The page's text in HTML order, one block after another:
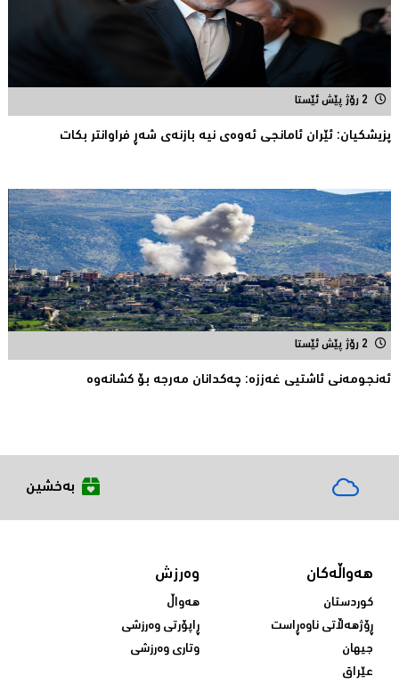
2 رۆژ پێش ئێستا
پزیشكیان: ئێران ئامانجی ئه‌وه‌ی نیه‌ بازنه‌ی شه‌ڕ فراوانتر بكات
2 رۆژ پێش ئێستا
ئەنجومەنى ئاشتیی غەززە: چەکدانان مەرجە بۆ کشانەوە
بەخشین
هەواڵەکان
کوردستان
ڕۆژهەڵاتی ناوەڕاست
جیهان
عێراق
وەرزش
هەواڵ
ڕاپۆرتی وەرزشی
وتاری وەرزشی